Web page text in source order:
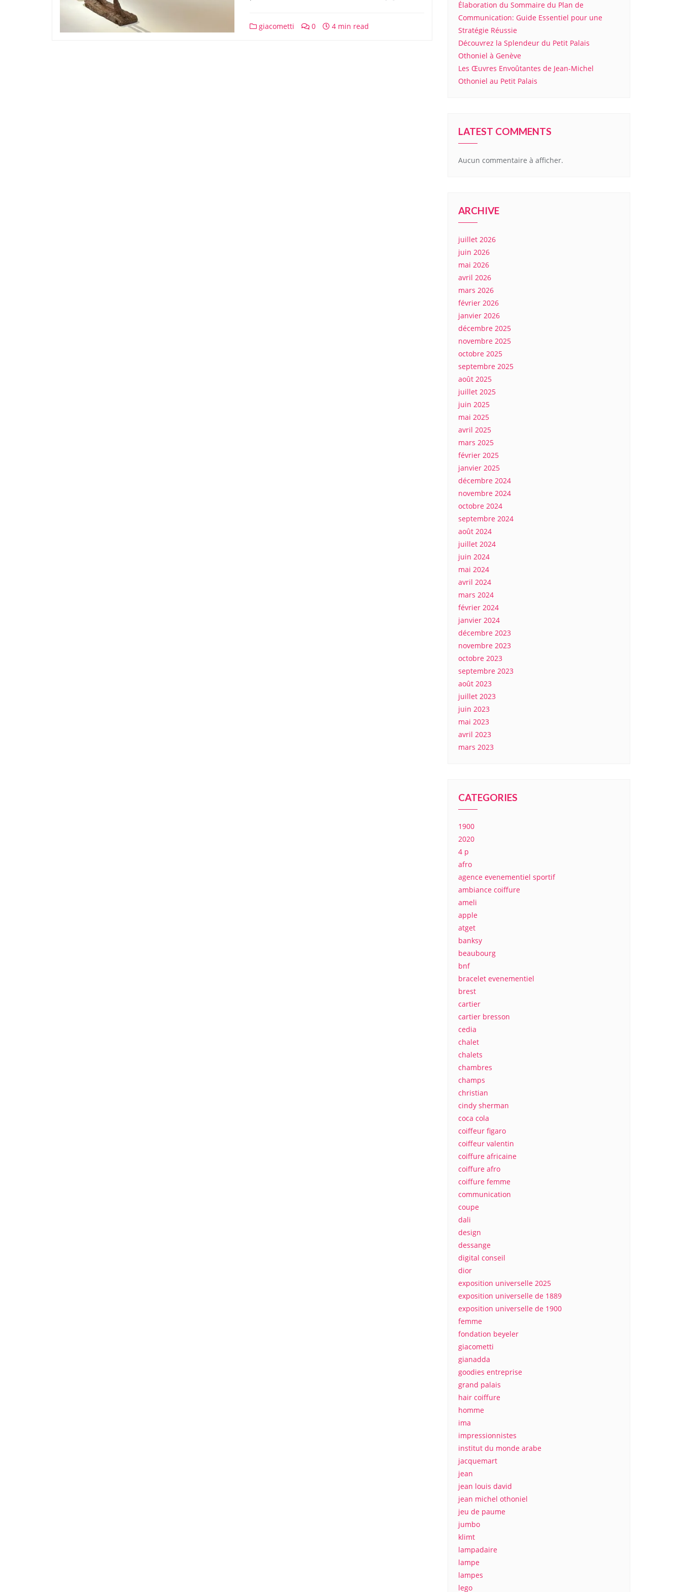
giacometti 0 4 min read
Élaboration du Sommaire du Plan de
Communication: Guide Essentiel pour une
Stratégie Réussie
Découvrez la Splendeur du Petit Palais
Othoniel à Genève
Les Œuvres Envoûtantes de Jean-Michel
Othoniel au Petit Palais
LATEST COMMENTS
Aucun commentaire à afficher.
ARCHIVE
juillet 2026
juin 2026
mai 2026
avril 2026
mars 2026
février 2026
janvier 2026
décembre 2025
novembre 2025
octobre 2025
septembre 2025
août 2025
juillet 2025
juin 2025
mai 2025
avril 2025
mars 2025
février 2025
janvier 2025
décembre 2024
novembre 2024
octobre 2024
septembre 2024
août 2024
juillet 2024
juin 2024
mai 2024
avril 2024
mars 2024
février 2024
janvier 2024
décembre 2023
novembre 2023
octobre 2023
septembre 2023
août 2023
juillet 2023
juin 2023
mai 2023
avril 2023
mars 2023
CATEGORIES
1900
2020
4 p
afro
agence evenementiel sportif
ambiance coiffure
ameli
apple
atget
banksy
beaubourg
bnf
bracelet evenementiel
brest
cartier
cartier bresson
cedia
chalet
chalets
chambres
champs
christian
cindy sherman
coca cola
coiffeur figaro
coiffeur valentin
coiffure africaine
coiffure afro
coiffure femme
communication
coupe
dali
design
dessange
digital conseil
dior
exposition universelle 2025
exposition universelle de 1889
exposition universelle de 1900
femme
fondation beyeler
giacometti
gianadda
goodies entreprise
grand palais
hair coiffure
homme
ima
impressionnistes
institut du monde arabe
jacquemart
jean
jean louis david
jean michel othoniel
jeu de paume
jumbo
klimt
lampadaire
lampe
lampes
lego